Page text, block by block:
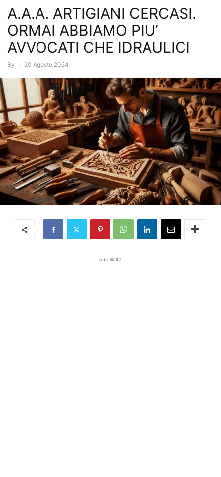
A.A.A. ARTIGIANI CERCASI.
ORMAI ABBIAMO PIU’
AVVOCATI CHE IDRAULICI
By - 20 Agosto 2024
pubblicità